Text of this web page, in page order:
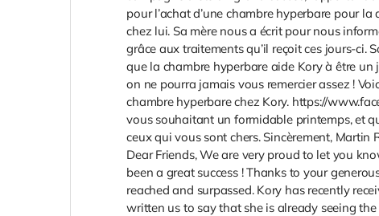
pour l’achat d’une chambre hyperbare pour
chez lui. Sa mère nous a écrit pour nous
grâce aux traitements qu’il reçoit ces jours-ci.
que la chambre hyperbare aide Kory à être
on ne pourra jamais vous remercier assez !
chambre hyperbare chez Kory. https://
vous souhaitant un formidable printemps, et
ceux qui vous sont chers. Sincèrement,
Dear Friends, We are very proud to let you
been a great success ! Thanks to your
reached and surpassed. Kory has recently
written us to say that she is already seeing